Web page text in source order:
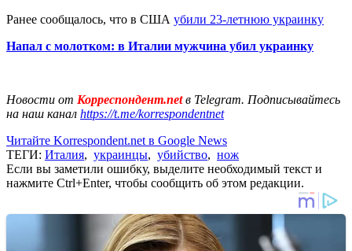
Ранее сообщалось, что в США убили 23-летнюю украинку
Напал с молотком: в Италии мужчина убил украинку
Новости от Корреспондент.netв Telegram. Подписывайтесь
на наш канал https://t.me/korrespondentnet
Читайте Korrespondent.net в Google News
ТЕГИ: Италия, украинцы, убийство, нож
Если вы заметили ошибку, выделите необходимый текст и
нажмите Ctrl+Enter, чтобы сообщить об этом редакции.